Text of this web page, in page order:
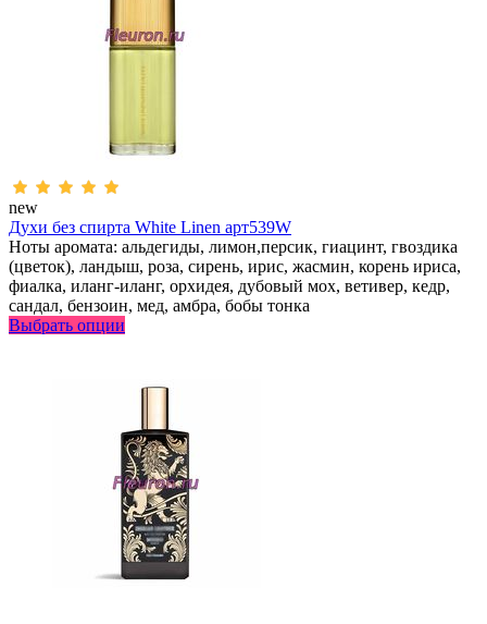
new
Духи без спирта White Linen арт539W
Ноты аромата: альдегиды, лимон,персик, гиацинт, гвоздика
(цветок), ландыш, роза, сирень, ирис, жасмин, корень ириса,
фиалка, иланг-иланг, орхидея, дубовый мох, ветивер, кедр,
сандал, бензоин, мед, амбра, бобы тонка
Выбрать опции